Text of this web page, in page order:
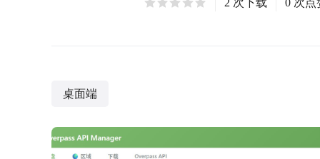
2 次下载 0 次点
桌面端